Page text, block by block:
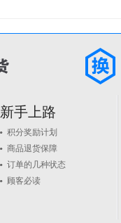
新手上路
积分奖励计划
商品退货保障
订单的几种状态
顾客必读